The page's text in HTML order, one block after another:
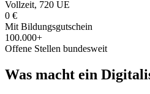
Vollzeit, 720 UE
0 €
Mit Bildungsgutschein
100.000+
Offene Stellen bundesweit
Was macht ein